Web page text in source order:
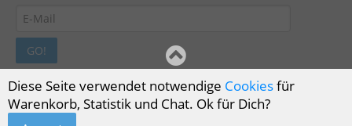
GO!
Diese Seite verwendet notwendige Cookiesfür
Warenkorb, Statistik und Chat. Ok für Dich?